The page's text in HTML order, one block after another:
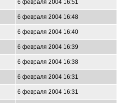
6 февраля 2004 16:51
6 февраля 2004 16:48
6 февраля 2004 16:40
6 февраля 2004 16:39
6 февраля 2004 16:38
6 февраля 2004 16:31
6 февраля 2004 16:31